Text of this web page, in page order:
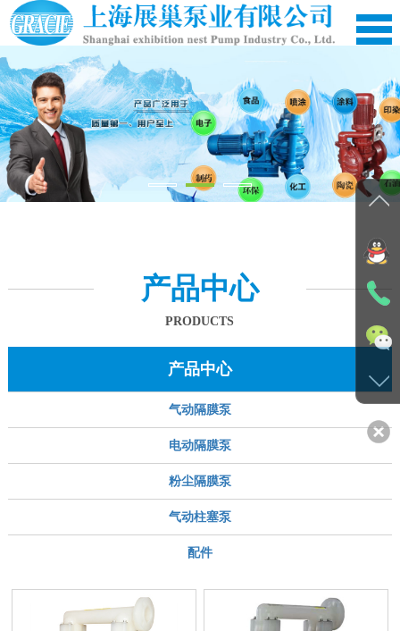
网站首页
公司简介
在线留言
产品中心
PRODUCTS
产品中心
气动隔膜泵
电动隔膜泵
粉尘隔膜泵
气动柱塞泵
配件